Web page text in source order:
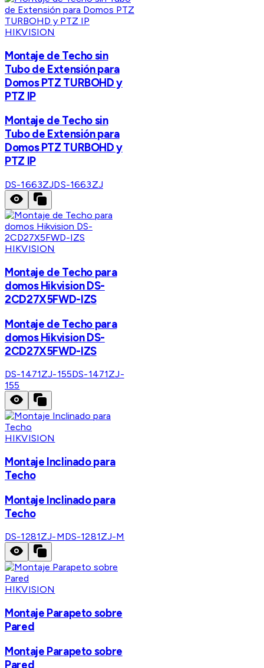
HIKVISION
Montaje de Techo sin
Tubo de Extensión para
Domos PTZ TURBOHD y
PTZ IP
Montaje de Techo sin
Tubo de Extensión para
Domos PTZ TURBOHD y
PTZ IP
DS-1663ZJDS-1663ZJ
HIKVISION
Montaje de Techo para
domos Hikvision DS-
2CD27X5FWD-IZS
Montaje de Techo para
domos Hikvision DS-
2CD27X5FWD-IZS
DS-1471ZJ-155DS-1471ZJ-
155
HIKVISION
Montaje Inclinado para
Techo
Montaje Inclinado para
Techo
DS-1281ZJ-MDS-1281ZJ-M
HIKVISION
Montaje Parapeto sobre
Pared
Montaje Parapeto sobre
Pared